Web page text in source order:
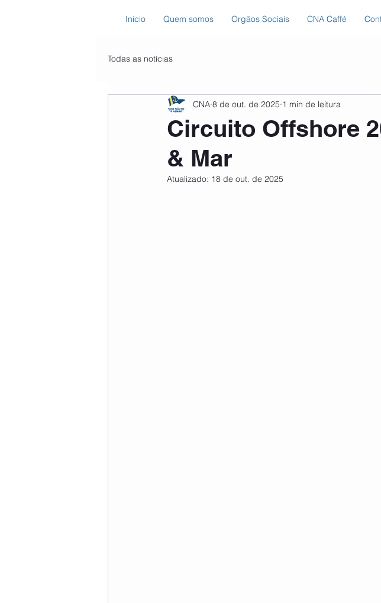
Início Quem somos Orgãos Sociais CNA Caffé
Todas as notícias
Circuito Offshore
& Mar
CNA 8 de out. de 2025 1 min de leitura
Atualizado: 18 de out. de 2025